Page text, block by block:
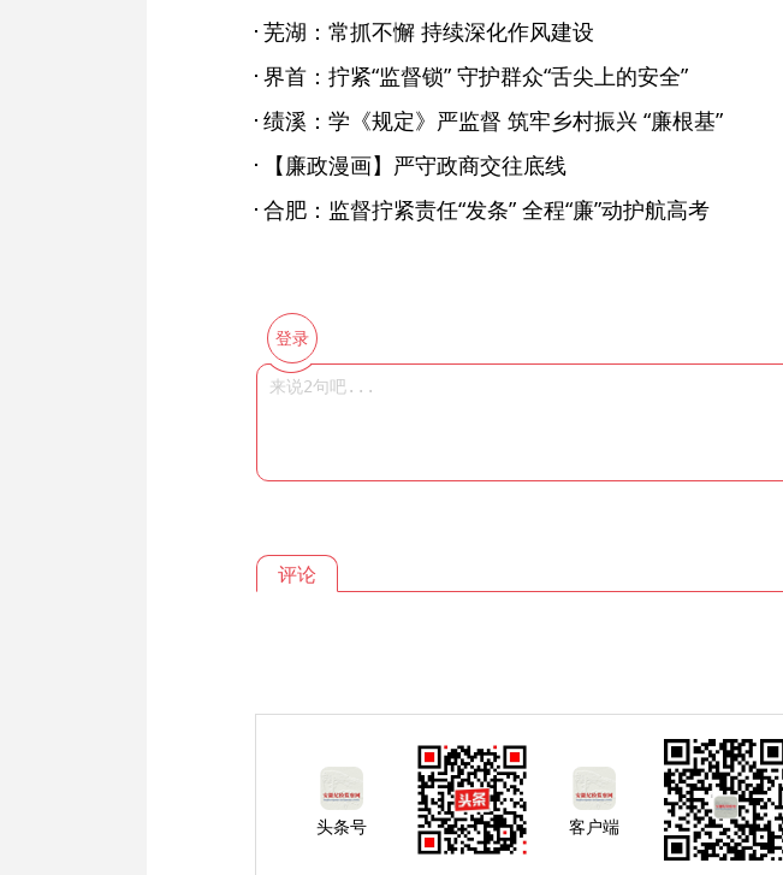
芜湖：常抓不懈 持续深化作风建设
界首：拧紧“监督锁” 守护群众“舌尖上的安全”
绩溪：学《规定》严监督 筑牢乡村振兴 “廉根基”
【廉政漫画】严守政商交往底线
合肥：监督拧紧责任“发条” 全程“廉”动护航高考
登录
评论
头条号 客户端